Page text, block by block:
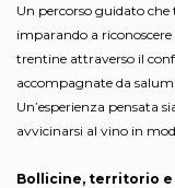
Un percorso guidato
imparando a
trentine attraverso il
accompagnate da
Un’esperienza pensata
avvicinarsi al vino in
Bollicine, territorio e